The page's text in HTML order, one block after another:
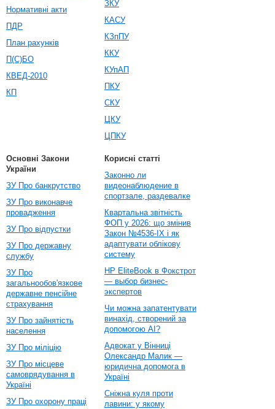
Нормативні акти
ПДР
План рахунків
П(С)БО
КВЕД-2010
КП
ЗКУ
КАСУ
КЗпПУ
ККУ
КУпАП
ПКУ
СКУ
ЦКУ
ЦПКУ
Основні Закони
України
ЗУ Про банкрутство
ЗУ Про виконавче
провадження
ЗУ Про відпустки
ЗУ Про державну
службу
ЗУ Про
загальнообов'язкове
державне пенсійне
страхування
ЗУ Про зайнятість
населення
ЗУ Про міліцію
ЗУ Про місцеве
самоврядування в
Україні
ЗУ Про охорону праці
Корисні статті
Законно ли
видеонаблюдение в
спортзале, раздевалке
Квартальна звітність
ФОП у 2026: що змінив
Закон №4536-IX і як
адаптувати облікову
систему
HP EliteBook в Фокстрот
— выбор бизнес-
экспертов
Чи можна запатентувати
винахід, створений за
допомогою AI?
Адвокат у Вінниці
Олександр Малик —
юридична допомога в
Україні
Сніжна куля проти
лавини: у якому